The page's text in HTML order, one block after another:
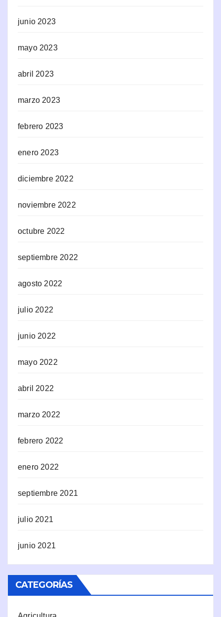
junio 2023
mayo 2023
abril 2023
marzo 2023
febrero 2023
enero 2023
diciembre 2022
noviembre 2022
octubre 2022
septiembre 2022
agosto 2022
julio 2022
junio 2022
mayo 2022
abril 2022
marzo 2022
febrero 2022
enero 2022
septiembre 2021
julio 2021
junio 2021
CATEGORÍAS